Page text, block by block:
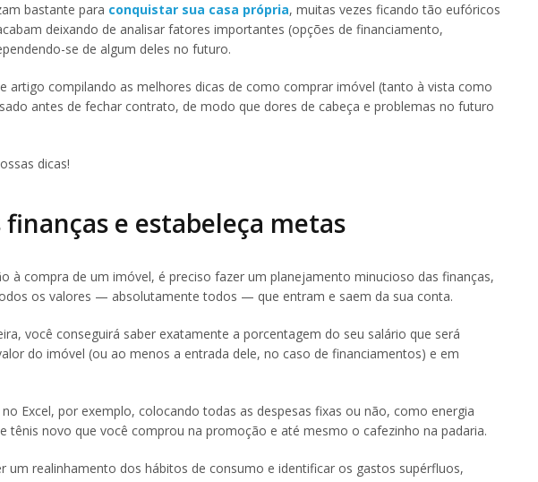
bastante para conquistar sua casa própria, muitas vezes ficando tão eufóricos
deixando de analisar fatores importantes (opções de financiamento,
se de algum deles no futuro.
artigo compilando as melhores dicas de como comprar imóvel (tanto à vista como
antes de fechar contrato, de modo que dores de cabeça e problemas no futuro
dicas!
finanças e estabeleça metas
à compra de um imóvel, é preciso fazer um planejamento minucioso das finanças,
os valores — absolutamente todos — que entram e saem da sua conta.
você conseguirá saber exatamente a porcentagem do seu salário que será
do imóvel (ou ao menos a entrada dele, no caso de financiamentos) e em
Excel, por exemplo, colocando todas as despesas fixas ou não, como energia
tênis novo que você comprou na promoção e até mesmo o cafezinho na padaria.
um realinhamento dos hábitos de consumo e identificar os gastos supérfluos,